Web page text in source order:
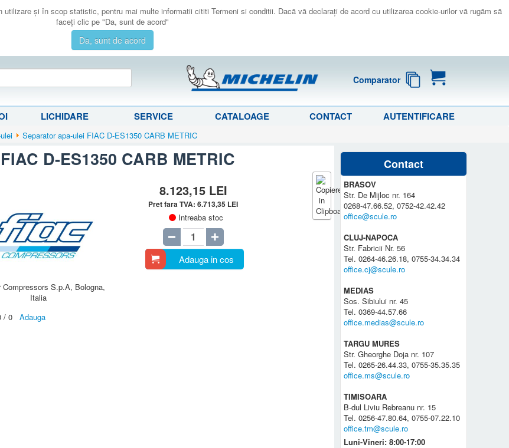
şi în scop statistic, pentru mai multe informatii cititi Termeni si conditii. Dacă vă declaraţi de acord cu utilizarea cookie-urilor vă rugăm să
faceţi clic pe "Da, sunt de acord"
Da, sunt de acord
Comparator
LICHIDARE SERVICE CATALOAGE CONTACT AUTENTIFICARE
Separator apa-ulei FIAC D-ES1350 CARB METRIC
D-ES1350 CARB METRIC
Compressors S.p.A, Bologna,
Italia
/ 0 Adauga
8.123,15 LEI
Pret fara TVA:6.713,35 LEI
Intreaba stoc
Adauga in cos
Contact
BRASOV
Str. De Mijloc nr. 164
0268-47.66.52, 0752-42.42.42
office@scule.ro
CLUJ-NAPOCA
Str. Fabricii Nr. 56
Tel. 0264-46.26.18, 0755-34.34.34
office.cj@scule.ro
MEDIAS
Sos. Sibiului nr. 45
Tel. 0369-44.57.66
office.medias@scule.ro
TARGU MURES
Str. Gheorghe Doja nr. 107
Tel. 0265-26.44.33, 0755-35.35.35
office.ms@scule.ro
TIMISOARA
B-dul Liviu Rebreanu nr. 15
Tel. 0256-47.80.64, 0755-07.22.10
office.tm@scule.ro
Luni-Vineri: 8:00-17:00